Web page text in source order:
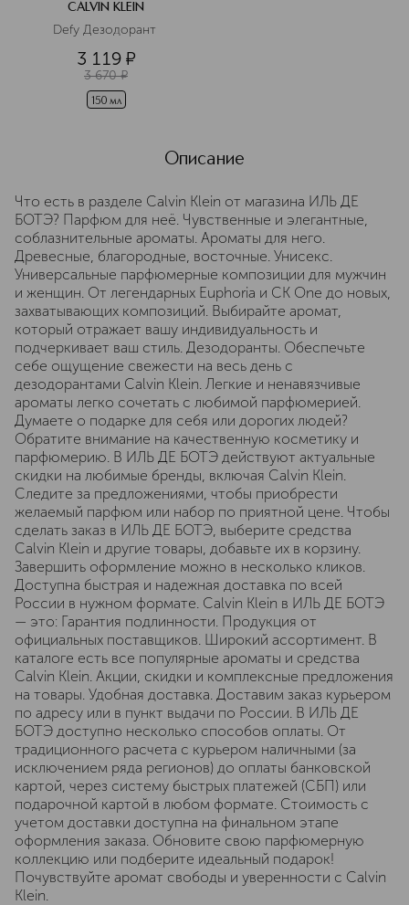
CALVIN KLEIN
3 119 ¤
3 670 ¤
150 мл
Описание
Что есть в разделе Calvin Klein от магазина ИЛЬ ДЕ
БОТЭ? Парфюм для неё. Чувственные и элегантные,
соблазнительные ароматы. Ароматы для него.
Древесные, благородные, восточные. Унисекс.
Универсальные парфюмерные композиции для мужчин
и женщин. От легендарных Euphoria и CK One до новых,
захватывающих композиций. Выбирайте аромат,
который отражает вашу индивидуальность и
подчеркивает ваш стиль. Дезодоранты. Обеспечьте
себе ощущение свежести на весь день с
дезодорантами Calvin Klein. Легкие и ненавязчивые
ароматы легко сочетать с любимой парфюмерией.
Думаете о подарке для себя или дорогих людей?
Обратите внимание на качественную косметику и
парфюмерию. В ИЛЬ ДЕ БОТЭ действуют актуальные
скидки на любимые бренды, включая Calvin Klein.
Следите за предложениями, чтобы приобрести
желаемый парфюм или набор по приятной цене. Чтобы
сделать заказ в ИЛЬ ДЕ БОТЭ, выберите средства
Calvin Klein и другие товары, добавьте их в корзину.
Завершить оформление можно в несколько кликов.
Доступна быстрая и надежная доставка по всей
России в нужном формате. Calvin Klein в ИЛЬ ДЕ БОТЭ
— это: Гарантия подлинности. Продукция от
официальных поставщиков. Широкий ассортимент. В
каталоге есть все популярные ароматы и средства
Calvin Klein. Акции, скидки и комплексные предложения
на товары. Удобная доставка. Доставим заказ курьером
по адресу или в пункт выдачи по России. В ИЛЬ ДЕ
БОТЭ доступно несколько способов оплаты. От
традиционного расчета с курьером наличными (за
исключением ряда регионов) до оплаты банковской
картой, через систему быстрых платежей (СБП) или
подарочной картой в любом формате. Стоимость с
учетом доставки доступна на финальном этапе
оформления заказа. Обновите свою парфюмерную
коллекцию или подберите идеальный подарок!
Почувствуйте аромат свободы и уверенности с Calvin
Klein.